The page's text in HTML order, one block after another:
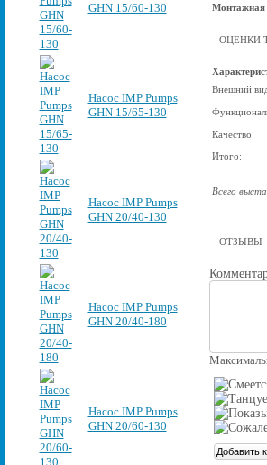
GHN 15/60-130
Насос IMP Pumps
GHN 15/65-130
Насос IMP Pumps
GHN 20/40-130
Насос IMP Pumps
GHN 20/40-180
Насос IMP Pumps
GHN 20/60-130
Монтажная
ОЦЕНКИ
Внешний
Качество
Итого:
Всего
ОТЗЫВЫ